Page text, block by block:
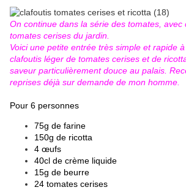
On continue dans la série des tomates, avec
tomates cerises du jardin.
Voici une petite entrée très simple et rapide
clafoutis léger de tomates cerises et de
saveur particulièrement douce au palais.
reprises déjà sur demande de mon homme.
Pour 6 personnes
75g de farine
150g de ricotta
4 œufs
40cl de crème liquide
15g de beurre
24 tomates cerises